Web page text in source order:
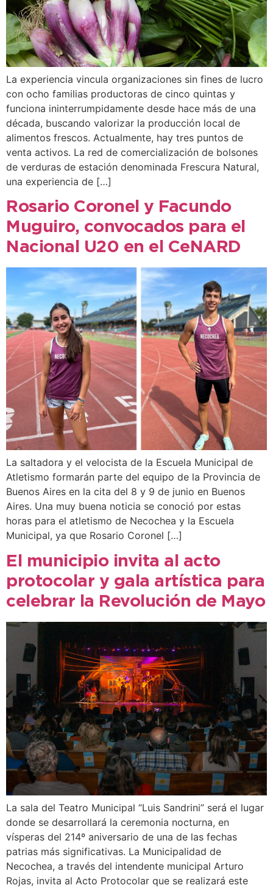
La experiencia vincula organizaciones sin fines de lucro
con ocho familias productoras de cinco quintas y
funciona ininterrumpidamente desde hace más de una
década, buscando valorizar la producción local de
alimentos frescos. Actualmente, hay tres puntos de
venta activos. La red de comercialización de bolsones
de verduras de estación denominada Frescura Natural,
una experiencia de […]
Rosario Coronel y Facundo
Muguiro, convocados para el
Nacional U20 en el CeNARD
La saltadora y el velocista de la Escuela Municipal de
Atletismo formarán parte del equipo de la Provincia de
Buenos Aires en la cita del 8 y 9 de junio en Buenos
Aires. Una muy buena noticia se conoció por estas
horas para el atletismo de Necochea y la Escuela
Municipal, ya que Rosario Coronel […]
El municipio invita al acto
protocolar y gala artística para
celebrar la Revolución de Mayo
La sala del Teatro Municipal “Luis Sandrini” será el lugar
donde se desarrollará la ceremonia nocturna, en
vísperas del 214º aniversario de una de las fechas
patrias más significativas. La Municipalidad de
Necochea, a través del intendente municipal Arturo
Rojas, invita al Acto Protocolar que se realizará este